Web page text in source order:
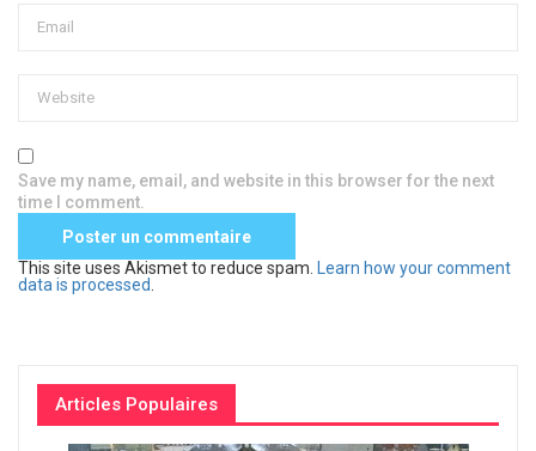
Save my name, email, and website in this browser for the next
time I comment.
This site uses Akismet to reduce spam.
Learn how your comment
data is processed
Articles Populaires